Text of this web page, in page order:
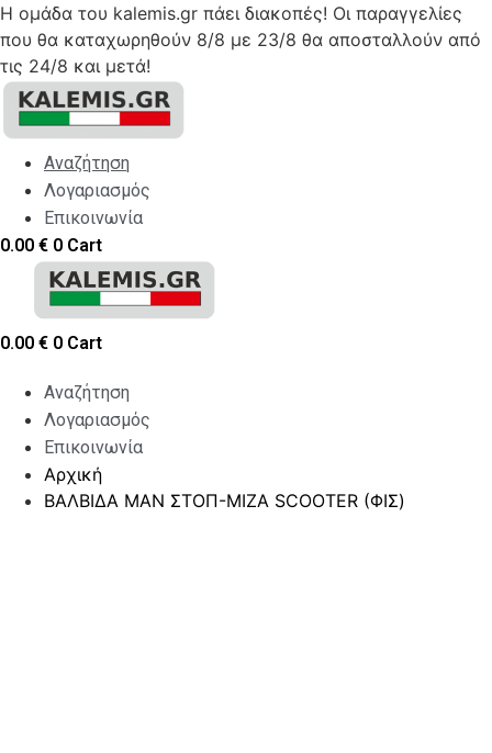
Η ομάδα του kalemis.gr πάει διακοπές! Οι παραγγελίες
που θα καταχωρηθούν 8/8 με 23/8 θα αποσταλλούν από
τις 24/8 και μετά!
Skip
content
Αναζήτηση
Λογαριασμός
Επικοινωνία
0.00 € 0 Cart
0.00 € 0 Cart
Αναζήτηση
Λογαριασμός
Επικοινωνία
Αρχική
ΒΑΛΒΙΔΑ ΜΑΝ ΣΤΟΠ-ΜΙΖΑ SCOOTER (ΦΙΣ)